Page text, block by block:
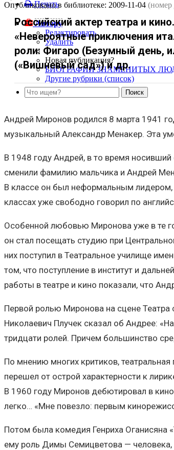
Печать
Автору
Редактировать
Удалить
Новая публикация?
БИОГРАФИИ ЗНАМЕНИТЫХ
Другие рубрики (список)
Опубликовано в библиотеке: 2009-11-04 (номер
Российский актер театра и
«Невероятные приключения
роли: Фигаро (Безумный день,
(«Вишневый сад») и др.
Андрей Миронов родился 8 марта 1941
музыкальный Александр Менакер. Эта
В 1948 году Андрей, в то время
сменили фамилию мальчика и Андрей
В классе он был неформальным
классах уже свободно говорил по
Особенной любовью Миронова уже в те
он стал посещать студию при
них поступил в Театральное училище
том, что поступление в институт и
работы в театре и кино показали, что
Первой ролью Миронова на сцене Театра
Николаевич Плучек сказал об Андрее:
тридцати ролей. Причем большинство
По мнению многих критиков,
перешел от острой характерности к
В 1960 году Миронов дебютировал в
легко… «Мне повезло: первым
Потом была комедия Генриха Оганисяна
ему роль Димы Семицветова — человека,